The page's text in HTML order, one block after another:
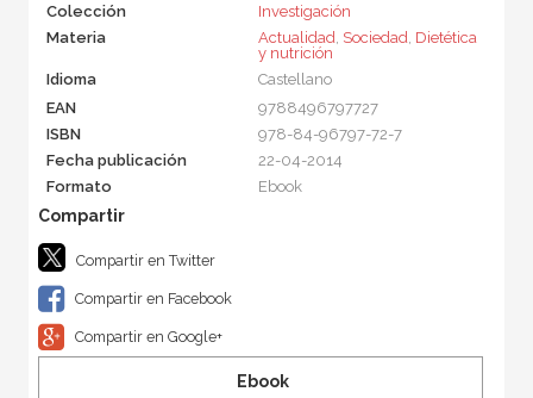
Colección
Investigación
Materia
Actualidad Sociedad Dietética
y nutrición
Idioma
Castellano
EAN
9788496797727
ISBN
978-84-96797-72-7
Fecha publicación
22-04-2014
Formato
Ebook
Compartir en Twitter
Compartir en Facebook
Compartir en Google+
Ebook